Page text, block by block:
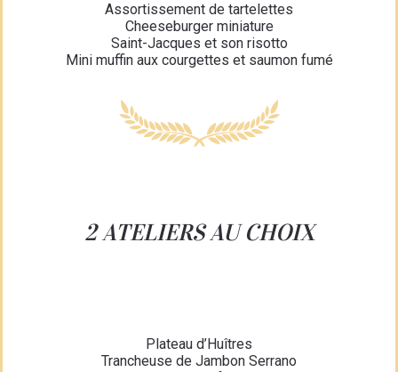
Assortissement de tartelettes
Cheeseburger miniature
Saint-Jacques et son risotto
Mini muffin aux courgettes et saumon fumé
2 ATELIERS AU CHOIX
Plateau d’Huîtres
Trancheuse de Jambon Serrano